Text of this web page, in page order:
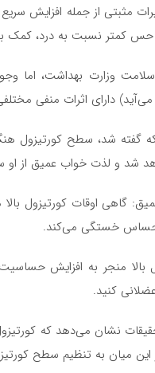
مثبتی از جمله افزایش
حس کمتر نسبت به درد، کمک
سلامت وزارت بهداشت،
دارای اثرات منفی
شد، سطح کورتیزول
شد و لذت خواب عمیق از
گاهی اوقات کورتیزول
احساس خستگی می‌کند.
بالا منجر به افزایش
کنید.
نشان می‌دهد که
میان به تنظیم سطح